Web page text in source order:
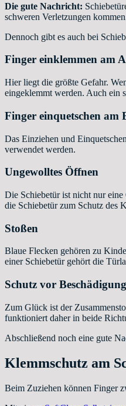
Die gute Nachricht:
schweren Verletzungen
Dennoch gibt es auch bei
Finger einklemmen am
Hier liegt die größte Gefahr.
eingeklemmt werden. Auch ein
Finger einquetschen am
Das Einziehen und
verwendet werden.
Ungewolltes Öffnen
Die Schiebetür ist nicht nur
die Schiebetür zum Schutz des
Stoßen
Blaue Flecken gehören zu
einer Schiebetür gehört die
Schutz vor
Zum Glück ist der
funktioniert daher in beide
Abschließend noch eine gute
Klemmschutz am
Beim Zuziehen können Finger